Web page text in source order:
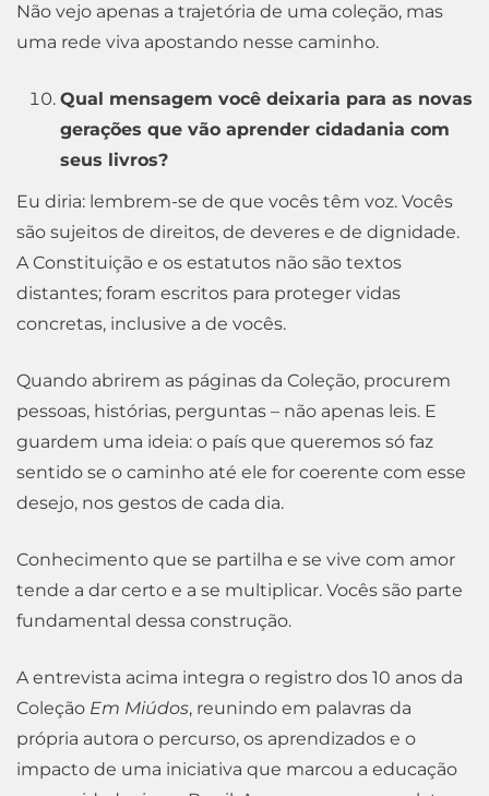
Não vejo apenas a trajetória de uma coleção, mas
uma rede viva apostando nesse caminho.
Qual mensagem você deixaria para as novas
gerações que vão aprender cidadania com
seus livros?
Eu diria: lembrem-se de que vocês têm voz. Vocês
são sujeitos de direitos, de deveres e de dignidade.
A Constituição e os estatutos não são textos
distantes; foram escritos para proteger vidas
concretas, inclusive a de vocês.
Quando abrirem as páginas da Coleção, procurem
pessoas, histórias, perguntas – não apenas leis. E
guardem uma ideia: o país que queremos só faz
sentido se o caminho até ele for coerente com esse
desejo, nos gestos de cada dia.
Conhecimento que se partilha e se vive com amor
tende a dar certo e a se multiplicar. Vocês são parte
fundamental dessa construção.
A entrevista acima integra o registro dos 10 anos da
Coleção Em Miúdos, reunindo em palavras da
própria autora o percurso, os aprendizados e o
impacto de uma iniciativa que marcou a educação